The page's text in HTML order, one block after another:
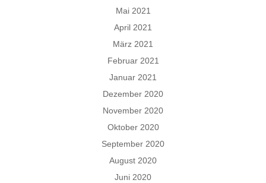
Mai 2021
April 2021
März 2021
Februar 2021
Januar 2021
Dezember 2020
November 2020
Oktober 2020
September 2020
August 2020
Juni 2020